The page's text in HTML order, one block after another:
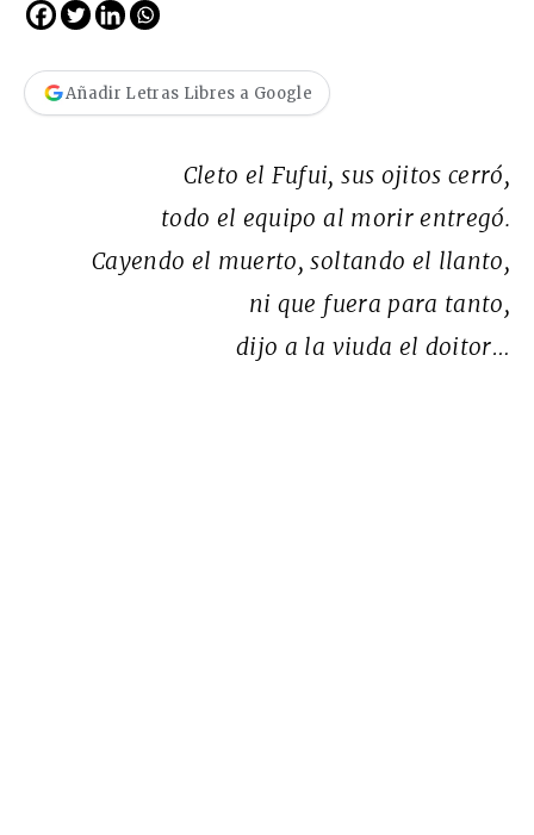
Añadir Letras Libres a Google
Cleto el Fufui, sus ojitos cerró,
todo el equipo al morir entregó.
Cayendo el muerto, soltando el llanto,
ni que fuera para tanto,
dijo a la viuda el doitor…